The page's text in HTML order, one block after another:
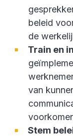
beleid
de
Train en
van
Stem